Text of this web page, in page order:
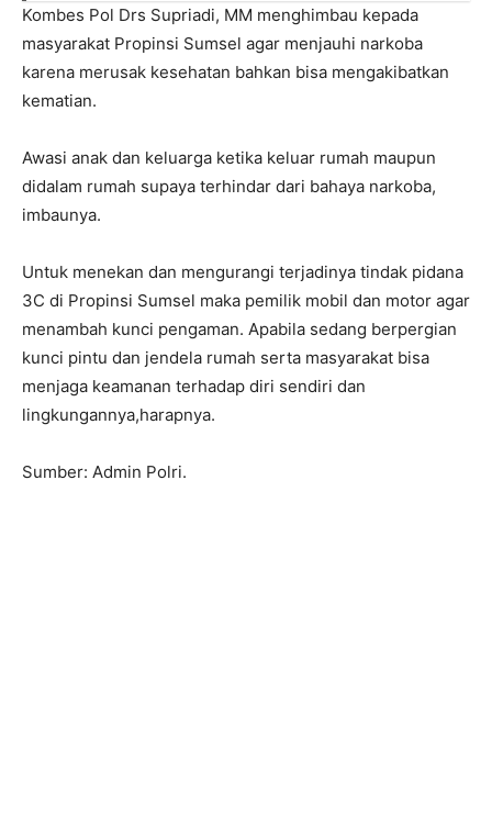
Kombes Pol Drs Supriadi, MM menghimbau kepada
masyarakat Propinsi Sumsel agar menjauhi narkoba
karena merusak kesehatan bahkan bisa mengakibatkan
kematian.
Awasi anak dan keluarga ketika keluar rumah maupun
didalam rumah supaya terhindar dari bahaya narkoba,
imbaunya.
Untuk menekan dan mengurangi terjadinya tindak pidana
3C di Propinsi Sumsel maka pemilik mobil dan motor agar
menambah kunci pengaman. Apabila sedang berpergian
kunci pintu dan jendela rumah serta masyarakat bisa
menjaga keamanan terhadap diri sendiri dan
lingkungannya,harapnya.
Sumber: Admin Polri.